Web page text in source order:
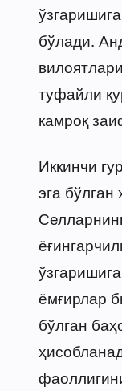
бўлади.
туфайли
камроқ
Иккинчи
эга бўлган
ёмғирлар
бўлган